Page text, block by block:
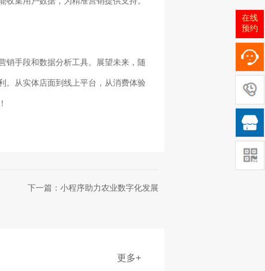
销手段和数据分析工具。展望未来，随
。从实体店面到线上平台，从消费体验
下一篇：小程序助力农业数字化发展
更多+
在线
预约
